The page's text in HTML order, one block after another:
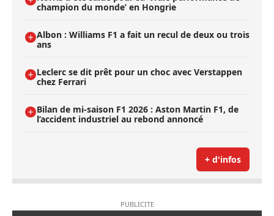
champion du monde’ en Hongrie
Albon : Williams F1 a fait un recul de deux ou trois
ans
Leclerc se dit prêt pour un choc avec Verstappen
chez Ferrari
Bilan de mi-saison F1 2026 : Aston Martin F1, de
l’accident industriel au rebond annoncé
+ d'infos